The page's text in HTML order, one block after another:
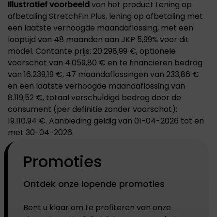
Illustratief voorbeeldvan het product Lening op
afbetaling StretchFin Plus, lening op afbetaling met
een laatste verhoogde maandaflossing, met een
looptijd van 48 maanden aan JKP 5,99% voor dit
model. Contante prijs: 20.298,99 €, optionele
voorschot van 4.059,80 € en te financieren bedrag
van 16.239,19 €, 47 maandaflossingen van 233,86 €
en een laatste verhoogde maandaflossing van
8.119,52 €, totaal verschuldigd bedrag door de
consument (per definitie zonder voorschot):
19.110,94 €. Aanbieding geldig van 01-04-2026 tot en
met 30-04-2026.
Promoties
Ontdek onze lopende promoties
Bent u klaar om te profiteren van onze